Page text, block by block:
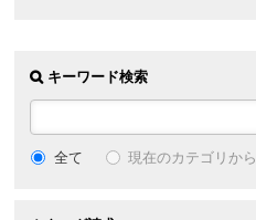
キーワード検索
全て 現在のカテゴリから